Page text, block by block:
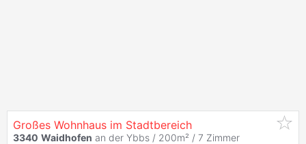
Großes Wohnhaus im Stadtbereich
3340 Waidhofen an der Ybbs / 200m² / 7 Zimmer